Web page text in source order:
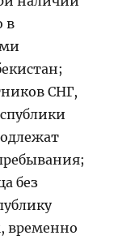
в
СНГ,
без
временно